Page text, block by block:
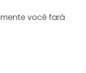
você fará